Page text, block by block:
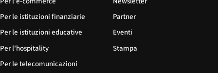
Per le istituzioni finanziarie
Per le istituzioni educative
Per l'hospitality
Per le telecomunicazioni
Partner
Eventi
Stampa